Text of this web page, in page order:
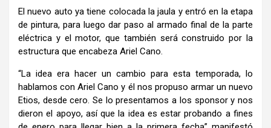
El nuevo auto ya tiene colocada la jaula y entró en la etapa
de pintura, para luego dar paso al armado final de la parte
eléctrica y el motor, que también será construido por la
estructura que encabeza Ariel Cano.
“La idea era hacer un cambio para esta temporada, lo
hablamos con Ariel Cano y él nos propuso armar un nuevo
Etios, desde cero. Se lo presentamos a los sponsor y nos
dieron el apoyo, así que la idea es estar probando a fines